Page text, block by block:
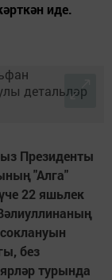
иде.
Президенты
"Алга"
22 яшьлек
без
турында